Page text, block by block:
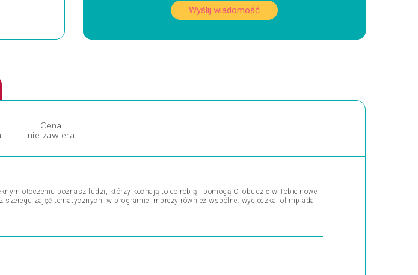
Wyślij wiadomość
Cena
nie zawiera
otoczeniu poznasz ludzi, którzy kochają to co robią i pomogą Ci obudzić w Tobie nowe
zajęć tematycznych, w programie imprezy również wspólne: wycieczka, olimpiada